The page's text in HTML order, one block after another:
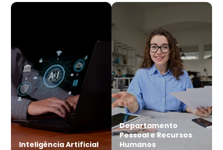
Inteligência Artificial
Departamento
Pessoal e Recursos
Humanos